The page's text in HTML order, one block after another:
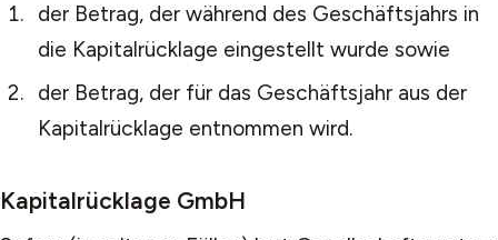
der Betrag, der während des Geschäftsjahrs in
die Kapitalrücklage eingestellt wurde sowie
der Betrag, der für das Geschäftsjahr aus der
Kapitalrücklage entnommen wird.
Kapitalrücklage GmbH